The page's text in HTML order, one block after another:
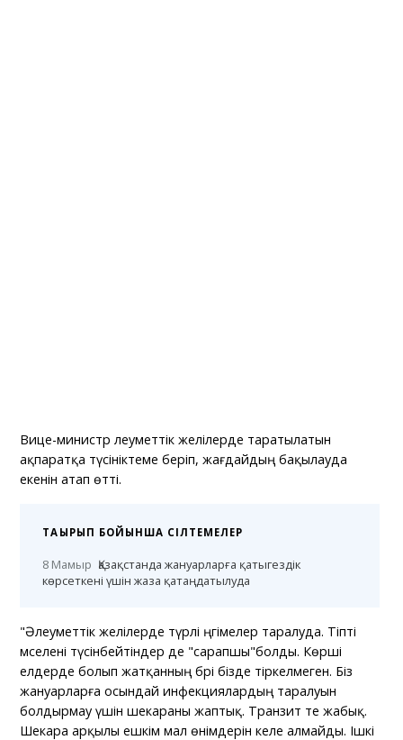
Вице-министр әлеуметтік желілерде таратылатын
ақпаратқа түсініктеме беріп, жағдайдың бақылауда
екенін атап өтті.
ТАҚЫРЫП БОЙЫНША СІЛТЕМЕЛЕР
8 Мамыр Қазақстанда жануарларға қатыгездік
көрсеткені үшін жаза қатаңдатылуда
"Әлеуметтік желілерде түрлі әңгімелер таралуда. Тіпті
мәселені түсінбейтіндер де "сарапшы"болды. Көрші
елдерде болып жатқанның бәрі бізде тіркелмеген. Біз
жануарларға осындай инфекциялардың таралуын
болдырмау үшін шекараны жаптық. Транзит те жабық.
Шекара арқылы ешкім мал өнімдерін әкеле алмайды. Ішкі